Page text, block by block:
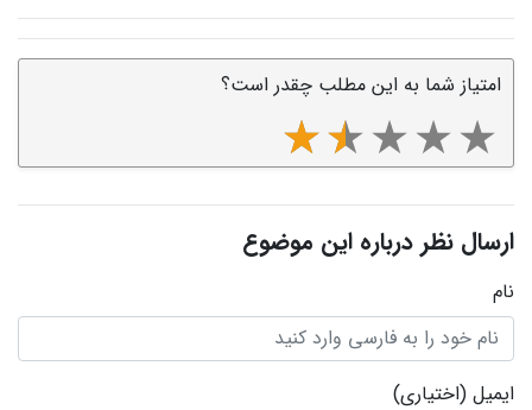
امتیاز شما به این مطلب چقدر است؟
ارسال نظر درباره این موضوع
نام
ایمیل (اختیاری)